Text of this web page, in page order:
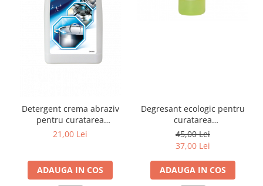
Detergent crema abraziv
pentru curatarea
suprafetelor din inox,,600g
21,00 Lei
ADAUGA IN COS
Degresant ecologic pentru
curatarea
multisuprafetelor, 1L
45,00 Lei
37,00 Lei
ADAUGA IN COS